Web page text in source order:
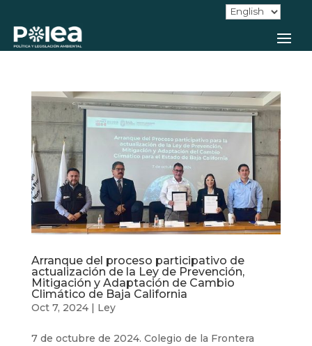
Arranque del proceso participativo de
actualización de la Ley de Prevención,
Mitigación y Adaptación de Cambio
Climático de Baja California
Oct 7, 2024| Ley
7 de octubre de 2024. Colegio de la Frontera